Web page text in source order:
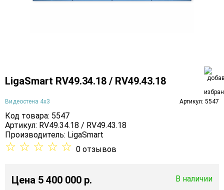
LigaSmart RV49.34.18 / RV49.43.18
Видеостена 4х3 Артикул: 5547
Код товара: 5547
Артикул: RV49.34.18 / RV49.43.18
Производитель: LigaSmart
☆ ☆ ☆ ☆ ☆ 0 отзывов
Цена 5 400 000 p. В наличии